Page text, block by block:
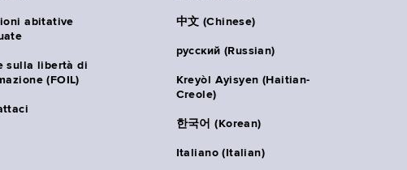
abitative
sulla libertà di
(FOIL)
中文 (Chinese)
русский (Russian)
Kreyòl Ayisyen (Haitian-
Creole)
한국어 (Korean)
Italiano (Italian)